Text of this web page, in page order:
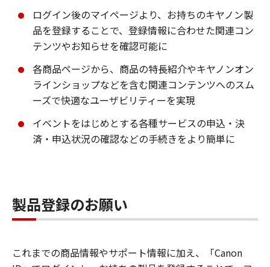
ログイン後のマイページより、お持ちのキヤノン製
品を登録することで、登録情報に合わせた関連コン
テンツやお知らせを確認可能に
各商品ページから、商品の特長紹介やキヤノンオン
ラインショップなどを含む関連コンテンツへのスム
ーズで快適なユーザビリティーを実現
イベントをはじめとする各種サービスの申込・決
済・申込状況の確認などの手続きをより簡単に
製品登録のお願い
これまでの商品情報やサポート情報に加え、「Canon